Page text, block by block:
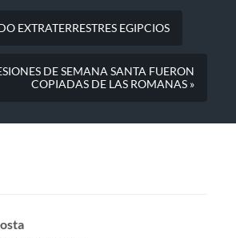
EXTRATERRESTRES EGIPCIOS
DE SEMANA SANTA FUERON
COPIADAS DE LAS ROMANAS »